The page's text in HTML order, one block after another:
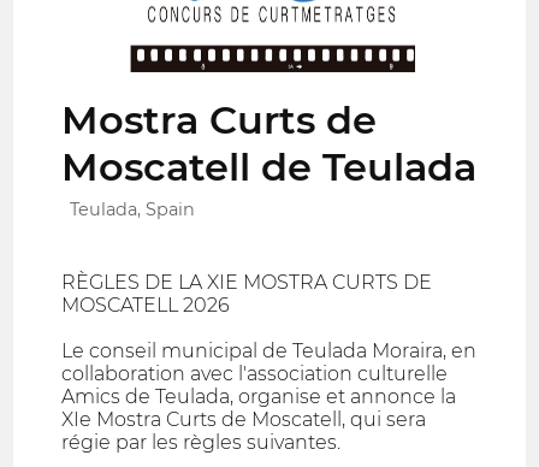
Mostra Curts de
Moscatell de Teulada
Teulada, Spain
RÈGLES DE LA XIE MOSTRA CURTS DE
MOSCATELL 2026
Le conseil municipal de Teulada Moraira, en
collaboration avec l'association culturelle
Amics de Teulada, organise et annonce la
XIe Mostra Curts de Moscatell, qui sera
régie par les règles suivantes.